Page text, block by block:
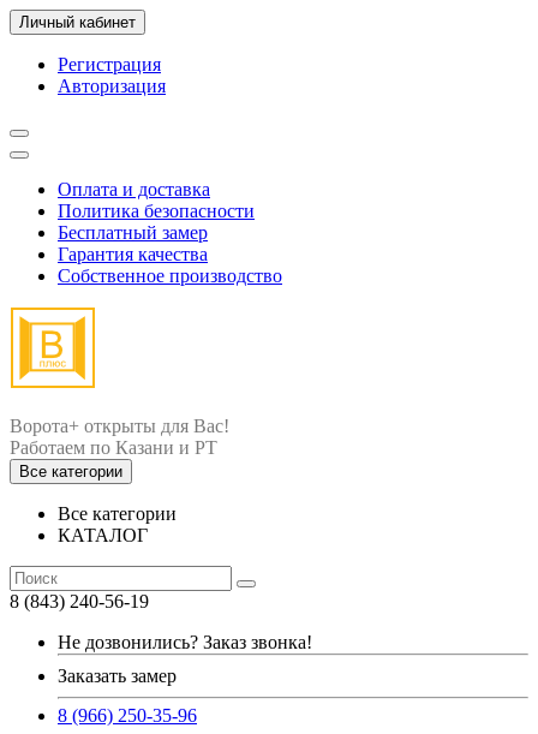
Личный кабинет
Регистрация
Авторизация
Оплата и доставка
Политика безопасности
Бесплатный замер
Гарантия качества
Собственное производство
Ворота+ открыты для Вас!
Все категории
Все категории
КАТАЛОГ
8 (843) 240-56-19
Не дозвонились? Заказ звонка!
Заказать замер
8 (966) 250-35-96